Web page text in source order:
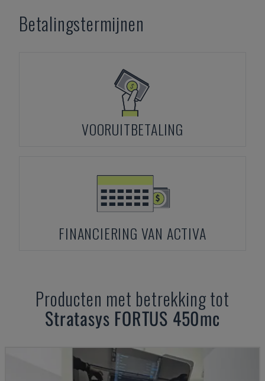
Betalingstermijnen
VOORUITBETALING
FINANCIERING VAN ACTIVA
Producten met betrekking tot
Stratasys FORTUS 450mc